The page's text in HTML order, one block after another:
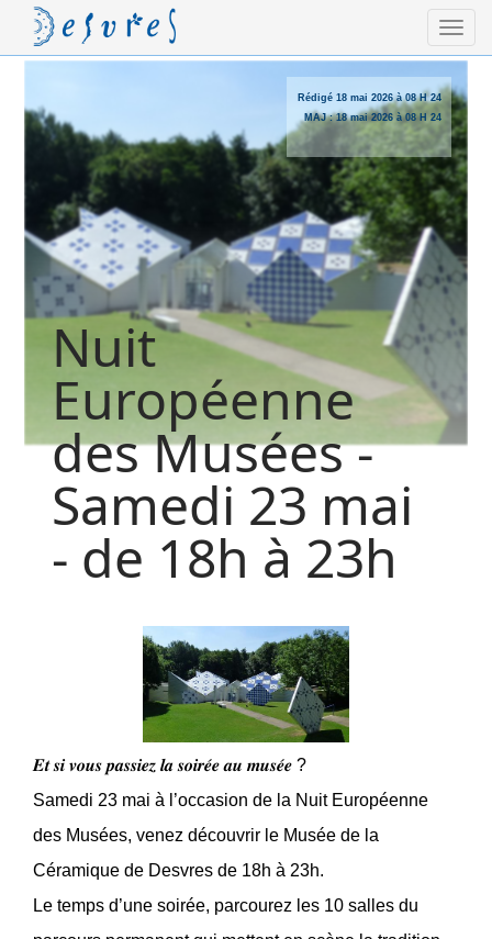
Rédigé 18 mai 2026 à 08 H 24
MAJ :18 mai 2026 à 08 H 24
Nuit
Européenne
des Musées -
Samedi 23 mai
- de 18h à 23h
𝑬𝒕 𝒔𝒊 𝒗𝒐𝒖𝒔 𝒑𝒂𝒔𝒔𝒊𝒆𝒛 𝒍𝒂 𝒔𝒐𝒊𝒓𝒆́𝒆 𝒂𝒖 𝒎𝒖𝒔𝒆́𝒆 ?
Samedi 23 mai à l’occasion de la Nuit Européenne
des Musées, venez découvrir le Musée de la
Céramique de Desvres de 18h à 23h.
Le temps d’une soirée, parcourez les 10 salles du